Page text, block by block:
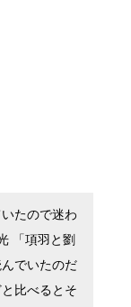
たので迷わ
「項羽と劉
でいたのだ
比べるとそ